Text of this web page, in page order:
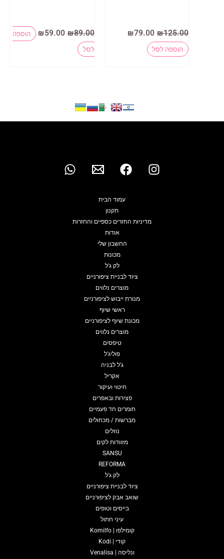
₪125.00
המחיר
המקורי
היה:
₪125.00.
₪79.00
הוספה לסל
₪89.00
המחיר
המקורי
₪59.00
המחיר
הנוכחי
הוספה
לסל
עמוד הבית
תקנון
מדיניות החזרים כספיים והחזרות
אודות
החשבון שלי
מכונות
לק ג'ל
ציוד לבניית ציפורניים
מוצרים נלווים
מנורת ייבוש לציפורניים
ראשי שיוף
מכונת שיוף לציפורניים
מוצרים נלווים
טיפסים
פוליג'ל
ג'ל לבניה
אקריל
חיטוי ועיקור
פצירות ובאפרים
חומרים חד פעמיים
מברשות / מכחולים
נוזלים
מזוודות לקים
SANSU
REFORMA
לק ג'ל
ציוד לבניית ציפורניים
שואב אבק לציפורניים
בייסים וטופים
עיני חתול
קומילפו | Komilfo
קודי | Kodi
ונליסה | Venalisa